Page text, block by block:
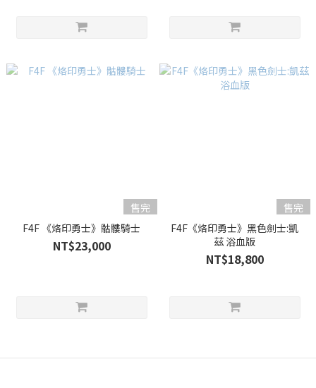
售完
F4F 《烙印勇士》骷髏騎士
NT$23,000
售完
F4F《烙印勇士》黑色劍士:凱
茲 浴血版
NT$18,800